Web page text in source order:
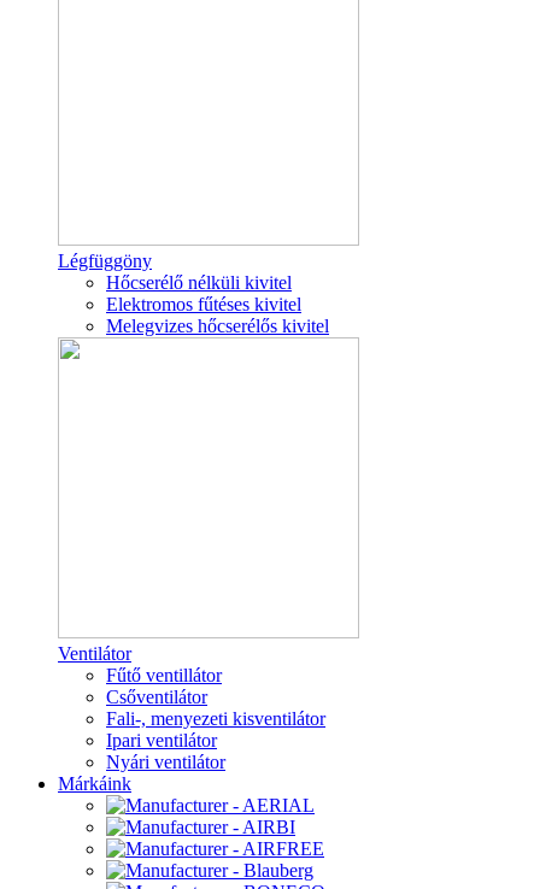
Légfüggöny
Hőcserélő nélküli kivitel
Elektromos fűtéses kivitel
Melegvizes hőcserélős kivitel
Ventilátor
Fűtő ventillátor
Csőventilátor
Fali-, menyezeti kisventilátor
Ipari ventilátor
Nyári ventilátor
Márkáink